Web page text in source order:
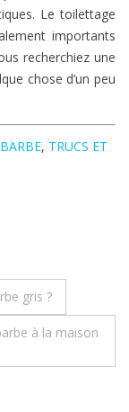
Le toilettage
importants
recherchiez une
chose d’un peu
, TRUCS ET
gris ?
à la maison